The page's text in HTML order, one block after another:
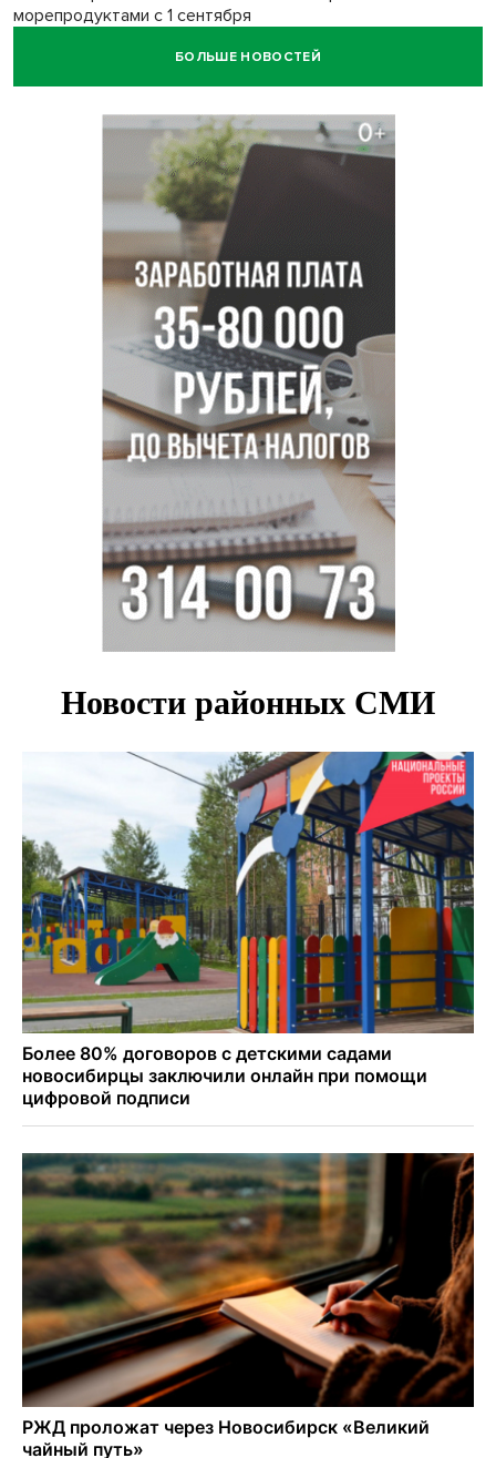
морепродуктами с 1 сентября
Июль-2026 вошел в топ-6 самых жарких за все время
Секрет при выборе макарон раскрыла новосибирцам
эксперт Ольга Широкова
Перец-змея вырос в огороде жительницы
Полная программа празднования Дня физкультурника
опубликована в Новосибирске
БОЛЬШЕ НОВОСТЕЙ